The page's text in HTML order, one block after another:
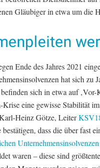
Gläubiger in etwa um die
Ende des Jahres 2021
hat sich zu
sich in etwa auf
Krise eine gewisse Stabilität
Heinz Götze, Leiter
dass die über fast
Unternehmensinsolvenzen
waren – diese sind